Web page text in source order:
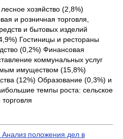
хозяйство (2,8%)
и розничная торговля,
и бытовых изделий
Гостиницы и рестораны
(0,2%) Финансовая
коммунальных услуг
имуществом (15,8%)
(12%) Образование (0,3%) и
темпы роста: сельское
Анализ положения дел в